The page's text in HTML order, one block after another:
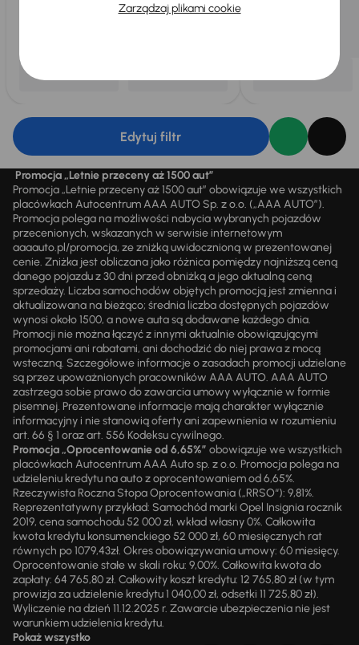
Edytuj filtr
Promocja „Letnie przeceny aż 1500 aut”
Promocja „Letnie przeceny aż 1500 aut” obowiązuje we wszystkich
placówkach Autocentrum AAA AUTO Sp. z o.o. („AAA AUTO”).
Promocja polega na możliwości nabycia wybranych pojazdów
przecenionych, wskazanych w serwisie internetowym
aaaauto.pl/promocja, ze zniżką uwidocznioną w prezentowanej
cenie. Zniżka jest obliczana jako różnica pomiędzy najniższą ceną
danego pojazdu z 30 dni przed obniżką a jego aktualną ceną
sprzedaży. Liczba samochodów objętych promocją jest zmienna i
aktualizowana na bieżąco; średnia liczba dostępnych pojazdów
wynosi około 1500, a nowe auta są dodawane każdego dnia.
Promocji nie można łączyć z innymi aktualnie obowiązującymi
promocjami ani rabatami, ani dochodzić do niej prawa z mocą
wsteczną. Szczegółowe informacje o zasadach promocji udzielane
są przez upoważnionych pracowników AAA AUTO. AAA AUTO
zastrzega sobie prawo do zawarcia umowy wyłącznie w formie
pisemnej. Prezentowane informacje mają charakter wyłącznie
informacyjny i nie stanowią oferty ani zapewnienia w rozumieniu
art. 66 § 1 oraz art. 556 Kodeksu cywilnego.
Promocja „Oprocentowanie od 6,65%” obowiązuje we wszystkich
placówkach Autocentrum AAA Auto sp. z o.o. Promocja polega na
udzieleniu kredytu na auto z oprocentowaniem od 6,65%.
Rzeczywista Roczna Stopa Oprocentowania („RRSO“): 9,81%.
Reprezentatywny przykład: Samochód marki Opel Insignia rocznik
2019, cena samochodu 52 000 zł, wkład własny 0%. Całkowita
kwota kredytu konsumenckiego 52 000 zł, 60 miesięcznych rat
równych po 1079,43zł. Okres obowiązywania umowy: 60 miesięcy.
Oprocentowanie stałe w skali roku: 9,00%. Całkowita kwota do
zapłaty: 64 765,80 zł. Całkowity koszt kredytu: 12 765,80 zł (w tym
prowizja za udzielenie kredytu 1 040,00 zł, odsetki 11 725,80 zł).
Wyliczenie na dzień 11.12.2025 r. Zawarcie ubezpieczenia nie jest
warunkiem udzielenia kredytu.
Pokaż wszystko
Zarządzaj plikami cookie